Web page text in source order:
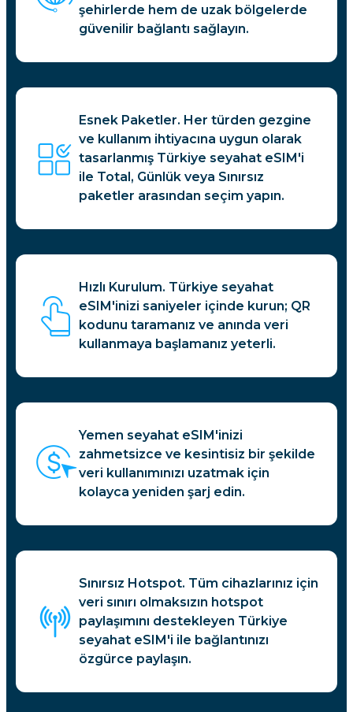
şehirlerde hem de uzak bölgelerde
güvenilir bağlantı sağlayın.
Esnek Paketler. Her türden gezgine
ve kullanım ihtiyacına uygun olarak
tasarlanmış Türkiye seyahat eSIM'i
ile Total, Günlük veya Sınırsız
paketler arasından seçim yapın.
Hızlı Kurulum. Türkiye seyahat
eSIM'inizi saniyeler içinde kurun; QR
kodunu taramanız ve anında veri
kullanmaya başlamanız yeterli.
Yemen seyahat eSIM'inizi
zahmetsizce ve kesintisiz bir şekilde
veri kullanımınızı uzatmak için
kolayca yeniden şarj edin.
Sınırsız Hotspot. Tüm cihazlarınız için
veri sınırı olmaksızın hotspot
paylaşımını destekleyen Türkiye
seyahat eSIM'i ile bağlantınızı
özgürce paylaşın.